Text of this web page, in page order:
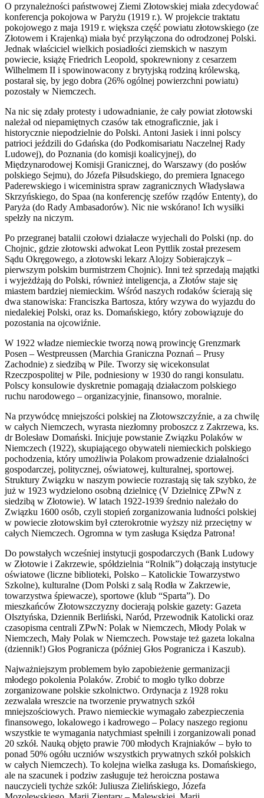
O przynależności państwowej Ziemi Złotowskiej miała zdecydować
konferencja pokojowa w Paryżu (1919 r.). W projekcie traktatu
pokojowego z maja 1919 r. większa część powiatu złotowskiego (ze
Złotowem i Krajenką) miała być przyłączona do odrodzonej Polski.
Jednak właściciel wielkich posiadłości ziemskich w naszym
powiecie, książę Friedrich Leopold, spokrewniony z cesarzem
Wilhelmem II i spowinowacony z brytyjską rodziną królewską,
postarał się, by jego dobra (26% ogólnej powierzchni powiatu)
pozostały w Niemczech.
Na nic się zdały protesty i udowadnianie, że cały powiat złotowski
należał od niepamiętnych czasów tak etnograficznie, jak i
historycznie niepodzielnie do Polski. Antoni Jasiek i inni polscy
patrioci jeździli do Gdańska (do Podkomisariatu Naczelnej Rady
Ludowej), do Poznania (do komisji koalicyjnej), do
Międzynarodowej Komisji Granicznej, do Warszawy (do posłów
polskiego Sejmu), do Józefa Piłsudskiego, do premiera Ignacego
Paderewskiego i wiceministra spraw zagranicznych Władysława
Skrzyńskiego, do Spaa (na konferencję szefów rządów Ententy), do
Paryża (do Rady Ambasadorów). Nic nie wskórano! Ich wysiłki
spełzły na niczym.
Po przegranej batalii czołowi działacze wyjechali do Polski (np. do
Chojnic, gdzie złotowski adwokat Leon Pyttlik został prezesem
Sądu Okręgowego, a złotowski lekarz Alojzy Sobierajczyk –
pierwszym polskim burmistrzem Chojnic). Inni też sprzedają majątki
i wyjeżdżają do Polski, również inteligencja, a Złotów staje się
miastem bardziej niemieckim. Wśród naszych rodaków ścierają się
dwa stanowiska: Franciszka Bartosza, który wzywa do wyjazdu do
niedalekiej Polski, oraz ks. Domańskiego, który zobowiązuje do
pozostania na ojcowiźnie.
W 1922 władze niemieckie tworzą nową prowincję Grenzmark
Posen – Westpreussen (Marchia Graniczna Poznań – Prusy
Zachodnie) z siedzibą w Pile. Tworzy się wicekonsulat
Rzeczpospolitej w Pile, podniesiony w 1930 do rangi konsulatu.
Polscy konsulowie dyskretnie pomagają działaczom polskiego
ruchu narodowego – organizacyjnie, finansowo, moralnie.
Na przywódcę mniejszości polskiej na Złotowszczyźnie, a za chwilę
w całych Niemczech, wyrasta niezłomny proboszcz z Zakrzewa, ks.
dr Bolesław Domański. Inicjuje powstanie Związku Polaków w
Niemczech (1922), skupiającego obywateli niemieckich polskiego
pochodzenia, który umożliwia Polakom prowadzenie działalności
gospodarczej, politycznej, oświatowej, kulturalnej, sportowej.
Struktury Związku w naszym powiecie rozrastają się tak szybko, że
już w 1923 wydzielono osobną dzielnicę (V Dzielnicę ZPwN z
siedzibą w Złotowie). W latach 1922-1939 średnio należało do
Związku 1600 osób, czyli stopień zorganizowania ludności polskiej
w powiecie złotowskim był czterokrotnie wyższy niż przeciętny w
całych Niemczech. Ogromna w tym zasługa Księdza Patrona!
Do powstałych wcześniej instytucji gospodarczych (Bank Ludowy
w Złotowie i Zakrzewie, spółdzielnia “Rolnik”) dołączają instytucje
oświatowe (liczne biblioteki, Polsko – Katolickie Towarzystwo
Szkolne), kulturalne (Dom Polski z salą Rodła w Zakrzewie,
towarzystwa śpiewacze), sportowe (klub “Sparta”). Do
mieszkańców Złotowszczyzny docierają polskie gazety: Gazeta
Olsztyńska, Dziennik Berliński, Naród, Przewodnik Katolicki oraz
czasopisma centrali ZPwN: Polak w Niemczech, Młody Polak w
Niemczech, Mały Polak w Niemczech. Powstaje też gazeta lokalna
(dziennik!) Głos Pogranicza (później Głos Pogranicza i Kaszub).
Najważniejszym problemem było zapobieżenie germanizacji
młodego pokolenia Polaków. Zrobić to mogło tylko dobrze
zorganizowane polskie szkolnictwo. Ordynacja z 1928 roku
zezwalała wreszcie na tworzenie prywatnych szkół
mniejszościowych. Prawo niemieckie wymagało zabezpieczenia
finansowego, lokalowego i kadrowego – Polacy naszego regionu
wszystkie te wymagania natychmiast spełnili i zorganizowali ponad
20 szkół. Nauką objęto prawie 700 młodych Krajniaków – było to
ponad 50% ogółu uczniów wszystkich prywatnych szkół polskich
w całych Niemczech). To kolejna wielka zasługa ks. Domańskiego,
ale na szacunek i podziw zasługuje też heroiczna postawa
nauczycieli tychże szkół: Juliusza Zielińskiego, Józefa